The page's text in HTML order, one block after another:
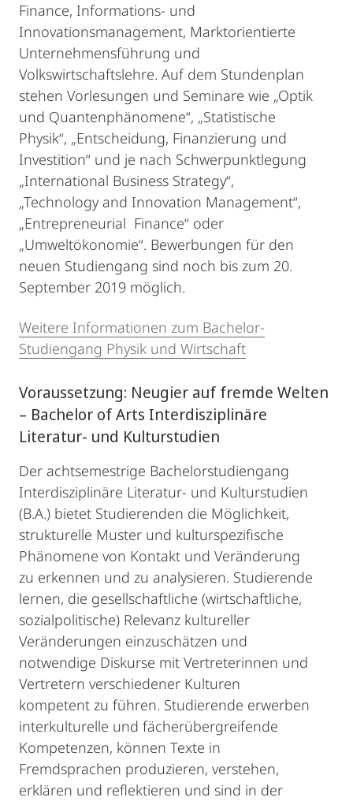
Finance, Informations- und
Innovationsmanagement, Marktorientierte
Unternehmensführung und
Volkswirtschaftslehre. Auf dem Stundenplan
stehen Vorlesungen und Seminare wie „Optik
und Quantenphänomene“, „Statistische
Physik“, „Entscheidung, Finanzierung und
Investition“ und je nach Schwerpunktlegung
„International Business Strategy“,
„Technology and Innovation Management“,
„Entrepreneurial Finance“ oder
„Umweltökonomie“. Bewerbungen für den
neuen Studiengang sind noch bis zum 20.
September 2019 möglich.
Weitere Informationen zum Bachelor-
Studiengang Physik und Wirtschaft
Voraussetzung: Neugier auf fremde Welten
– Bachelor of Arts Interdisziplinäre
Literatur- und Kulturstudien
Der achtsemestrige Bachelorstudiengang
Interdisziplinäre Literatur- und Kulturstudien
(B.A.) bietet Studierenden die Möglichkeit,
strukturelle Muster und kulturspezifische
Phänomene von Kontakt und Veränderung
zu erkennen und zu analysieren. Studierende
lernen, die gesellschaftliche (wirtschaftliche,
sozialpolitische) Relevanz kultureller
Veränderungen einzuschätzen und
notwendige Diskurse mit Vertreterinnen und
Vertretern verschiedener Kulturen
kompetent zu führen. Studierende erwerben
interkulturelle und fächerübergreifende
Kompetenzen, können Texte in
Fremdsprachen produzieren, verstehen,
erklären und reflektieren und sind in der